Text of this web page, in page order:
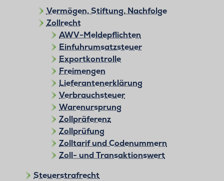
Vermögen, Stiftung, Nachfolge
Zollrecht
AWV-Meldepflichten
Einfuhrumsatzsteuer
Exportkontrolle
Freimengen
Lieferantenerklärung
Verbrauchsteuer
Warenursprung
Zollpräferenz
Zollprüfung
Zolltarif und Codenummern
Zoll- und Transaktionswert
Steuerstrafrecht